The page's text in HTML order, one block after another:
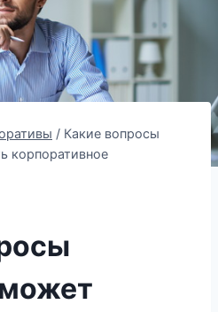
/ Какие вопросы
корпоративное